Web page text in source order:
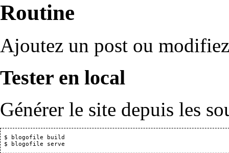
Routine
Ajoutez un post ou
Tester en local
Générer le site depuis les
$ blogofile build